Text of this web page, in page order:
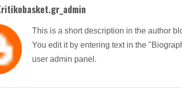
This is a short description in the author
You edit it by entering text in the
user admin panel.